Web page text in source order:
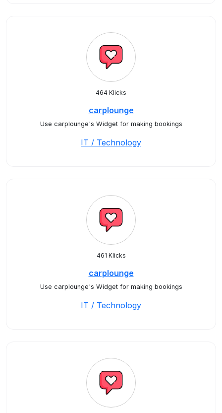
464 Klicks
carplounge
Use carplounge's Widget for making bookings
IT / Technology
461 Klicks
carplounge
Use carplounge's Widget for making bookings
IT / Technology